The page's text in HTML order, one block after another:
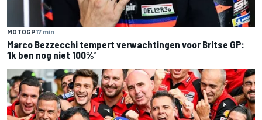
MOTOGP17 min
Marco Bezzecchi tempert verwachtingen voor Britse GP:
‘Ik ben nog niet 100%’